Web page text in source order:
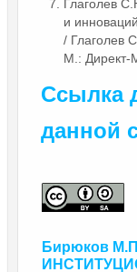
Глаголев
и
/ Глаголев
М.: Директ-
Ссылка
данной
Бирюков